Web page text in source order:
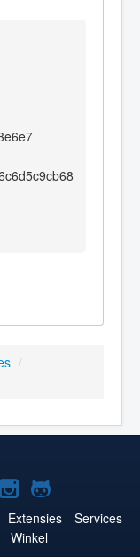
/
Joomla!
op
Instagram
Joomla!
op
GitHub
Extensies
Services
Winkel